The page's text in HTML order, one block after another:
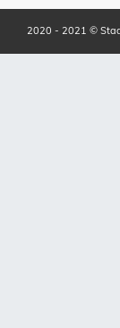
2020 - 2021 ©